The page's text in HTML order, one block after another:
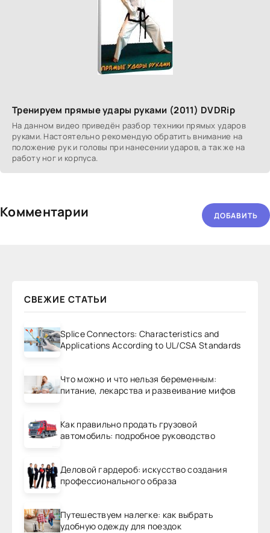
Тренируем прямые удары руками (2011) DVDRip
На данном видео приведён разбор техники прямых ударов
руками. Настоятельно рекомендую обратить внимание на
положение рук и головы при нанесении ударов, а так же на
работу ног и корпуса.
Комментарии ДОБАВИТЬ
СВЕЖИЕ СТАТЬИ
Splice Connectors: Characteristics and
Applications According to UL/CSA Standards
Что можно и что нельзя беременным:
питание, лекарства и развеивание мифов
Как правильно продать грузовой
автомобиль: подробное руководство
Деловой гардероб: искусство создания
профессионального образа
Путешествуем налегке: как выбрать
удобную одежду для поездок